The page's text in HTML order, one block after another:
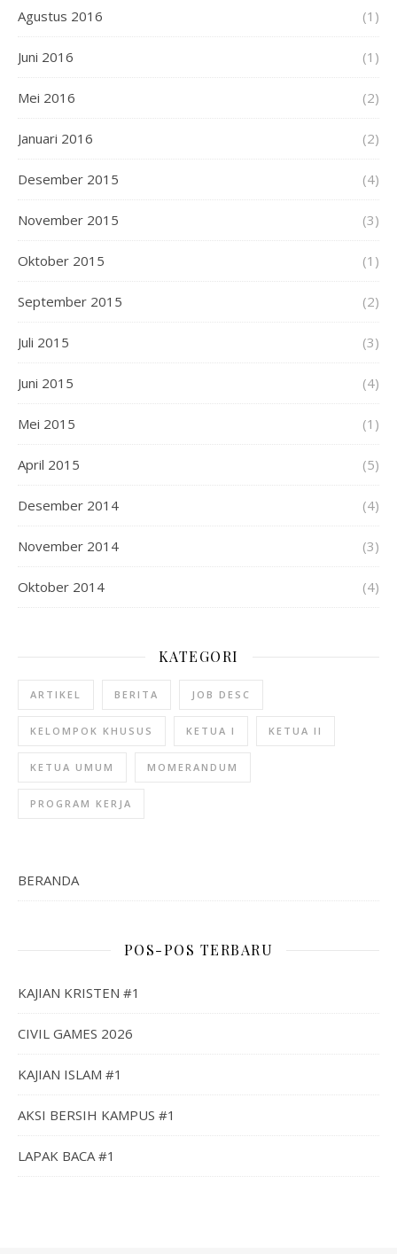
Agustus 2016 (1)
Juni 2016 (1)
Mei 2016 (2)
Januari 2016 (2)
Desember 2015 (4)
November 2015 (3)
Oktober 2015 (1)
September 2015 (2)
Juli 2015 (3)
Juni 2015 (4)
Mei 2015 (1)
April 2015 (5)
Desember 2014 (4)
November 2014 (3)
Oktober 2014 (4)
KATEGORI
ARTIKEL BERITA JOB DESC
KELOMPOK KHUSUS KETUA I KETUA II
KETUA UMUM MOMERANDUM
PROGRAM KERJA
BERANDA
POS-POS TERBARU
KAJIAN KRISTEN #1
CIVIL GAMES 2026
KAJIAN ISLAM #1
AKSI BERSIH KAMPUS #1
LAPAK BACA #1